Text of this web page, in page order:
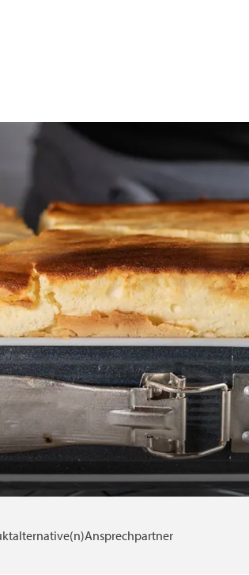
Handel & Marken
Informationskonzept für Verbraucher
Vergleiche mit Referenzprodukten
Ansprechpartner